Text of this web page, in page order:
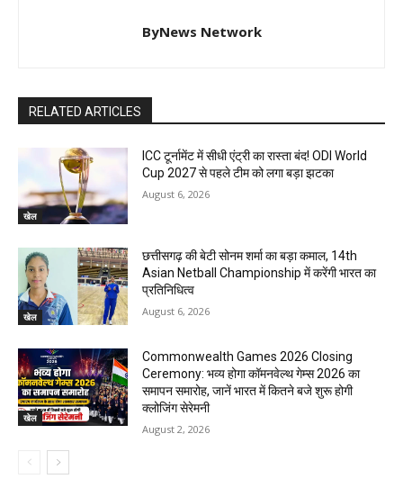
ByNews Network
RELATED ARTICLES
खेल
ICC टूर्नामेंट में सीधी एंट्री का रास्ता बंद! ODI World
Cup 2027 से पहले टीम को लगा बड़ा झटका
August 6, 2026
खेल
छत्तीसगढ़ की बेटी सोनम शर्मा का बड़ा कमाल, 14th
Asian Netball Championship में करेंगी भारत का
प्रतिनिधित्व
August 6, 2026
खेल
Commonwealth Games 2026 Closing
Ceremony: भव्य होगा कॉमनवेल्थ गेम्स 2026 का
समापन समारोह, जानें भारत में कितने बजे शुरू होगी
क्लोजिंग सेरेमनी
August 2, 2026